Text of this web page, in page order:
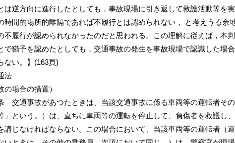
は逆方向に進行したとしても，事故現場に引き返して救護活動等を
時間的場所的離隔であれば不履行とは認められない， と考えうる余
不履行が認められなかったのだと思われる。この理解に従えば，本
で猶予を認めたとしても，交通事故の発生を事故現場で認識した場
ない。】(163頁)
法
の場合の措置）
交通事故があつたときは、当該交通事故に係る車両等の運転者そ
」という。）は、直ちに車両等の運転を停止して、負傷者を救護し
講じなければならない。この場合において、当該車両等の運転者（